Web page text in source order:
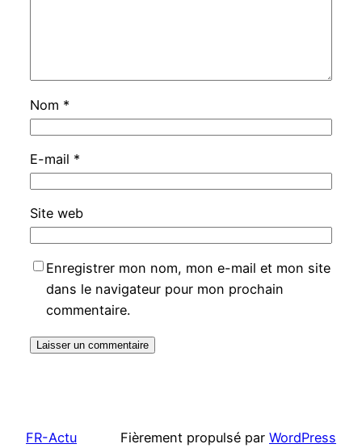
Nom *
E-mail *
Site web
Enregistrer mon nom, mon e-mail et mon site
dans le navigateur pour mon prochain
commentaire.
FR-Actu Fièrement propulsé par WordPress